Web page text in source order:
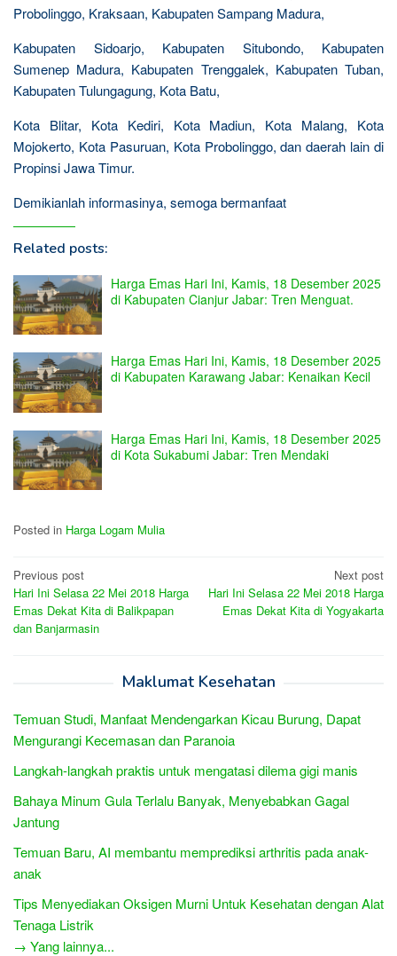
Probolinggo, Kraksaan, Kabupaten Sampang Madura,
Kabupaten Sidoarjo, Kabupaten Situbondo, Kabupaten
Sumenep Madura, Kabupaten Trenggalek, Kabupaten Tuban,
Kabupaten Tulungagung, Kota Batu,
Kota Blitar, Kota Kediri, Kota Madiun, Kota Malang, Kota
Mojokerto, Kota Pasuruan, Kota Probolinggo, dan daerah lain di
Propinsi Jawa Timur.
Demikianlah informasinya, semoga bermanfaat
Related posts:
Harga Emas Hari Ini, Kamis, 18 Desember 2025
di Kabupaten Cianjur Jabar: Tren Menguat.
Harga Emas Hari Ini, Kamis, 18 Desember 2025
di Kabupaten Karawang Jabar: Kenaikan Kecil
Harga Emas Hari Ini, Kamis, 18 Desember 2025
di Kota Sukabumi Jabar: Tren Mendaki
Posted in Harga Logam Mulia
Post
navigation
Previous post
Hari Ini Selasa 22 Mei 2018 Harga
Emas Dekat Kita di Balikpapan
dan Banjarmasin
Next post
Hari Ini Selasa 22 Mei 2018 Harga
Emas Dekat Kita di Yogyakarta
Maklumat Kesehatan
Temuan Studi, Manfaat Mendengarkan Kicau Burung, Dapat
Mengurangi Kecemasan dan Paranoia
Langkah-langkah praktis untuk mengatasi dilema gigi manis
Bahaya Minum Gula Terlalu Banyak, Menyebabkan Gagal
Jantung
Temuan Baru, AI membantu memprediksi arthritis pada anak-
anak
Tips Menyediakan Oksigen Murni Untuk Kesehatan dengan Alat
Tenaga Listrik
→ Yang lainnya...